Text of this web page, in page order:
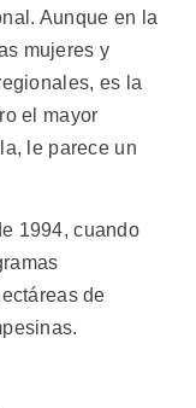
Aunque en la
mujeres y
es la
el mayor
le parece un
1994, cuando
de